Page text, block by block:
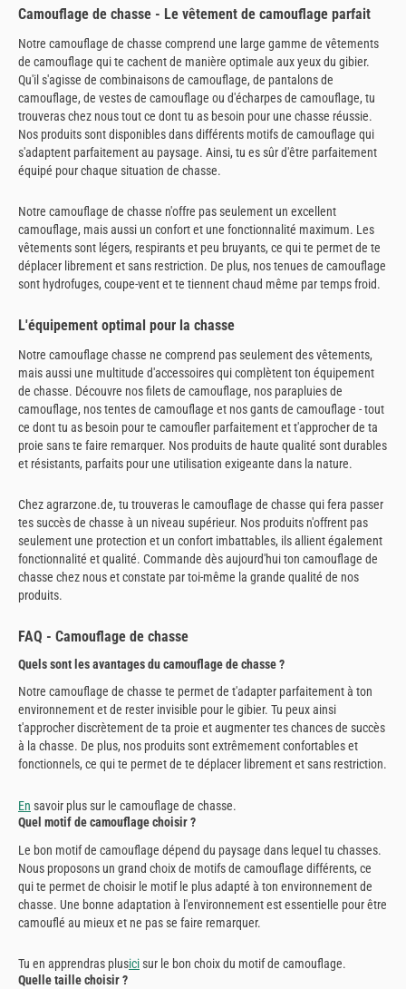
Camouflage de chasse - Le vêtement de camouflage parfait
Notre camouflage de chasse comprend une large gamme de vêtements
de camouflage qui te cachent de manière optimale aux yeux du gibier.
Qu'il s'agisse de combinaisons de camouflage, de pantalons de
camouflage, de vestes de camouflage ou d'écharpes de camouflage, tu
trouveras chez nous tout ce dont tu as besoin pour une chasse réussie.
Nos produits sont disponibles dans différents motifs de camouflage qui
s'adaptent parfaitement au paysage. Ainsi, tu es sûr d'être parfaitement
équipé pour chaque situation de chasse.
Notre camouflage de chasse n'offre pas seulement un excellent
camouflage, mais aussi un confort et une fonctionnalité maximum. Les
vêtements sont légers, respirants et peu bruyants, ce qui te permet de te
déplacer librement et sans restriction. De plus, nos tenues de camouflage
sont hydrofuges, coupe-vent et te tiennent chaud même par temps froid.
L'équipement optimal pour la chasse
Notre camouflage chasse ne comprend pas seulement des vêtements,
mais aussi une multitude d'accessoires qui complètent ton équipement
de chasse. Découvre nos filets de camouflage, nos parapluies de
camouflage, nos tentes de camouflage et nos gants de camouflage - tout
ce dont tu as besoin pour te camoufler parfaitement et t'approcher de ta
proie sans te faire remarquer. Nos produits de haute qualité sont durables
et résistants, parfaits pour une utilisation exigeante dans la nature.
Chez agrarzone.de, tu trouveras le camouflage de chasse qui fera passer
tes succès de chasse à un niveau supérieur. Nos produits n'offrent pas
seulement une protection et un confort imbattables, ils allient également
fonctionnalité et qualité. Commande dès aujourd'hui ton camouflage de
chasse chez nous et constate par toi-même la grande qualité de nos
produits.
FAQ - Camouflage de chasse
Quels sont les avantages du camouflage de chasse ?
Notre camouflage de chasse te permet de t'adapter parfaitement à ton
environnement et de rester invisible pour le gibier. Tu peux ainsi
t'approcher discrètement de ta proie et augmenter tes chances de succès
à la chasse. De plus, nos produits sont extrêmement confortables et
fonctionnels, ce qui te permet de te déplacer librement et sans restriction.
En savoir plus sur le camouflage de chasse.
Quel motif de camouflage choisir ?
Le bon motif de camouflage dépend du paysage dans lequel tu chasses.
Nous proposons un grand choix de motifs de camouflage différents, ce
qui te permet de choisir le motif le plus adapté à ton environnement de
chasse. Une bonne adaptation à l'environnement est essentielle pour être
camouflé au mieux et ne pas se faire remarquer.
Tu en apprendras plusicisur le bon choix du motif de camouflage.
Quelle taille choisir ?